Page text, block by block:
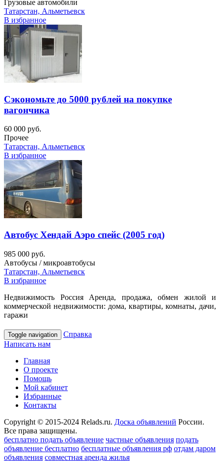
Грузовые автомобили
Татарстан, Альметьевск
В избранное
Сэкономьте до 5000 рублей на покупке
вагончика
60 000 руб.
Прочее
Татарстан, Альметьевск
В избранное
Автобус Хендай Аэро спейс (2005 год)
985 000 руб.
Автобусы / микроавтобусы
Татарстан, Альметьевск
В избранное
Недвижимость Россия Аренда, продажа, обмен жилой и
коммерческой недвижимости: дома, квартиры, комнаты, дачи,
гаражи
Toggle navigation
Справка
Написать нам
Главная
О проекте
Помощь
Мой кабинет
Избранные
Контакты
Copyright © 2015-2024 Relads.ru. Доска объявлений России.
Все права защищены.
бесплатно подать объявление частные объявления подать
объявление бесплатно бесплатные объявления рф отдам даром
объявления совместная аренда жилья